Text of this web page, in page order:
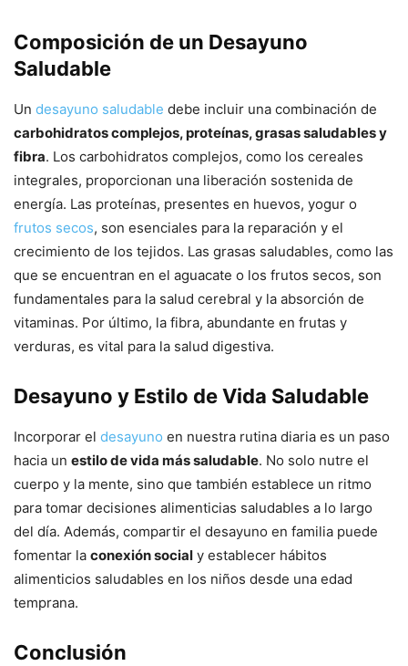
Composición de un Desayuno
Saludable
Un desayuno saludable debe incluir una combinación de
carbohidratos complejos, proteínas, grasas saludables y
fibra. Los carbohidratos complejos, como los cereales
integrales, proporcionan una liberación sostenida de
energía. Las proteínas, presentes en huevos, yogur o
frutos secos, son esenciales para la reparación y el
crecimiento de los tejidos. Las grasas saludables, como las
que se encuentran en el aguacate o los frutos secos, son
fundamentales para la salud cerebral y la absorción de
vitaminas. Por último, la fibra, abundante en frutas y
verduras, es vital para la salud digestiva.
Desayuno y Estilo de Vida Saludable
Incorporar el desayuno en nuestra rutina diaria es un paso
hacia un estilo de vida más saludable. No solo nutre el
cuerpo y la mente, sino que también establece un ritmo
para tomar decisiones alimenticias saludables a lo largo
del día. Además, compartir el desayuno en familia puede
fomentar la conexión social y establecer hábitos
alimenticios saludables en los niños desde una edad
temprana.
Conclusión